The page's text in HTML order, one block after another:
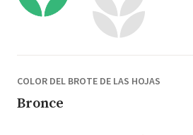
COLOR DEL BROTE DE LAS HOJAS
Bronce